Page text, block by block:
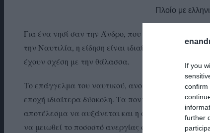
If you
confirm
further
Πλοίο με
Για ένα νησί σαν την Άνδρο, που απέκτησε
την Ναυτιλία, η είδηση είναι ιδιαίτερα καλή και
έχουν σχέση με την θάλασσα.
Το επάγγελμα του ναυτικού, ανοίγει ξανά τα
εποχή ιδιαίτερα δύσκολη. Τα ποντοπόρα πλοία
αποτέλεσμα να αυξάνεται και η ανάγκη
να μειωθεί το ποσοστό ανεργίας στη χώρα μας.